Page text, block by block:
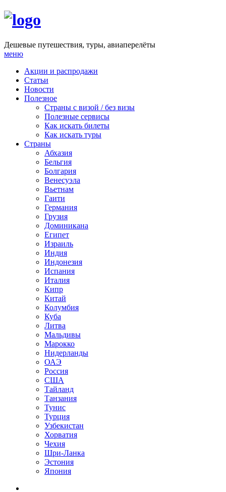
Дешевые путешествия, туры, авиаперелёты
меню
Акции и распродажи
Статьи
Новости
Полезное
Cтраны с визой / без визы
Полезные сервисы
Как искать билеты
Как искать туры
Страны
Абхазия
Бельгия
Болгария
Венесуэла
Вьетнам
Гаити
Германия
Грузия
Доминикана
Египет
Израиль
Индия
Индонезия
Испания
Италия
Кипр
Китай
Колумбия
Куба
Литва
Мальдивы
Марокко
Нидерланды
ОАЭ
Россия
США
Тайланд
Танзания
Тунис
Турция
Узбекистан
Хорватия
Чехия
Шри-Ланка
Эстония
Япония